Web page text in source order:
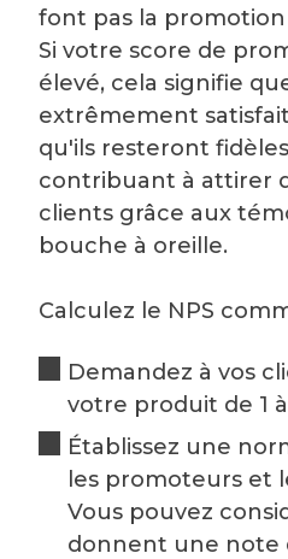
font pas la
Si votre score de
élevé, cela signifie
extrêmement
qu'ils resteront
contribuant à attirer
clients grâce aux
bouche à oreille.
Calculez le NPS
Demandez à vos
votre produit de 1 à
Établissez une
les promoteurs et
Vous pouvez
donnent une note